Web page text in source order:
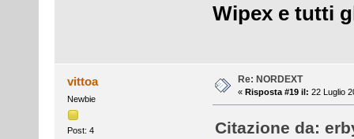
Wipex e tutti
vittoa
Newbie
Post: 4
Re: NORDEXT
« Risposta #19 il: 22 Luglio
Citazione da: